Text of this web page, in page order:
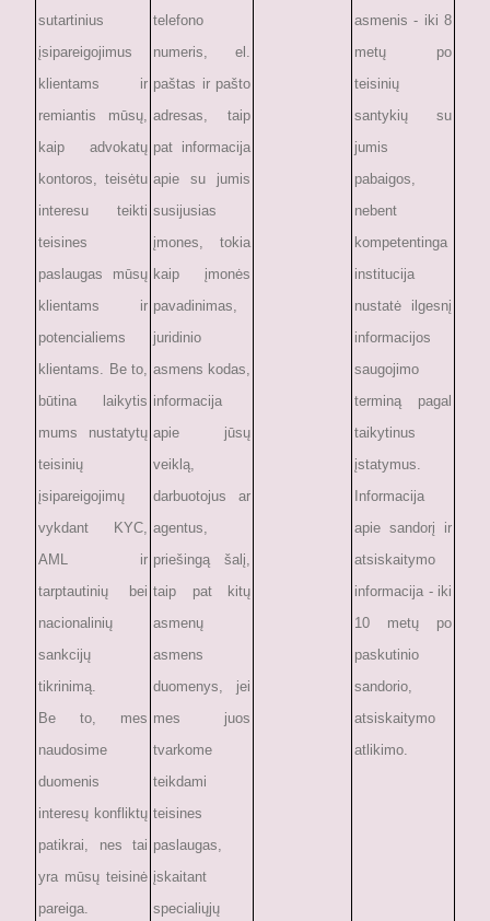
sutartinius
įsipareigojimus
klientams ir
remiantis mūsų,
kaip advokatų
kontoros, teisėtu
interesu teikti
teisines
paslaugas mūsų
klientams ir
potencialiems
klientams. Be to,
būtina laikytis
mums nustatytų
teisinių
įsipareigojimų
vykdant KYC,
AML ir
tarptautinių bei
nacionalinių
sankcijų
tikrinimą.
Be to, mes
naudosime
duomenis
interesų konfliktų
patikrai, nes tai
yra mūsų teisinė
pareiga.
telefono
numeris, el.
paštas ir pašto
adresas, taip
pat informacija
apie su jumis
susijusias
įmones, tokia
kaip įmonės
pavadinimas,
juridinio
asmens kodas,
informacija
apie jūsų
veiklą,
darbuotojus ar
agentus,
priešingą šalį,
taip pat kitų
asmenų
asmens
duomenys, jei
mes juos
tvarkome
teikdami
teisines
paslaugas,
įskaitant
specialiųjų
asmenis - iki 8
metų po
teisinių
santykių su
jumis
pabaigos,
nebent
kompetentinga
institucija
nustatė ilgesnį
informacijos
saugojimo
terminą pagal
taikytinus
įstatymus.
Informacija
apie sandorį ir
atsiskaitymo
informacija - iki
10 metų po
paskutinio
sandorio,
atsiskaitymo
atlikimo.